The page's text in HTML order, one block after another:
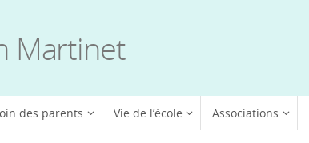
Martinet
des parents Vie de l’école Associations